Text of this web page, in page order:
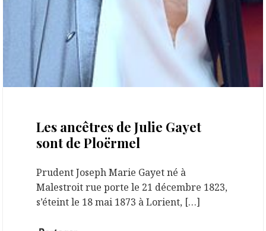
Les ancêtres de Julie Gayet
sont de Ploërmel
Prudent Joseph Marie Gayet né à
Malestroit rue porte le 21 décembre 1823,
s’éteint le 18 mai 1873 à Lorient, […]